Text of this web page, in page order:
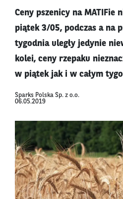
Ceny pszenicy na MATIFie
piątek 3/05, podczas a na
tygodnia uległy jedynie
kolei, ceny rzepaku
w piątek jak i w całym
Sparks Polska Sp. z o.o.
06.05.2019